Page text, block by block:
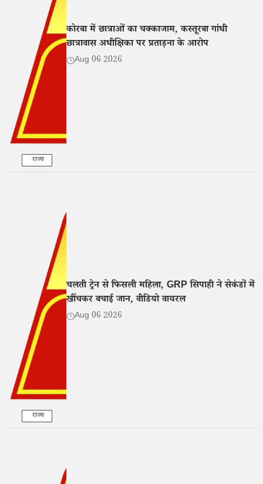
राज्य
कोरबा में छात्राओं का चक्काजाम, कस्तूरबा गांधी
छात्रावास अधीक्षिका पर प्रताड़ना के आरोप
Aug 06 2026
राज्य
चलती ट्रेन से फिसली महिला, GRP सिपाही ने सेकंडों में
खींचकर बचाई जान, वीडियो वायरल
Aug 06 2026